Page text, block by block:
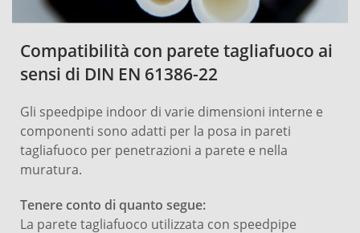
Compatibilità con parete tagliafuoco ai
sensi di DIN EN 61386-22
Gli speedpipe indoor di varie dimensioni interne e
componenti sono adatti per la posa in pareti
tagliafuoco per penetrazioni a parete e nella
muratura.
Tenere conto di quanto segue:
La parete tagliafuoco utilizzata con speedpipe